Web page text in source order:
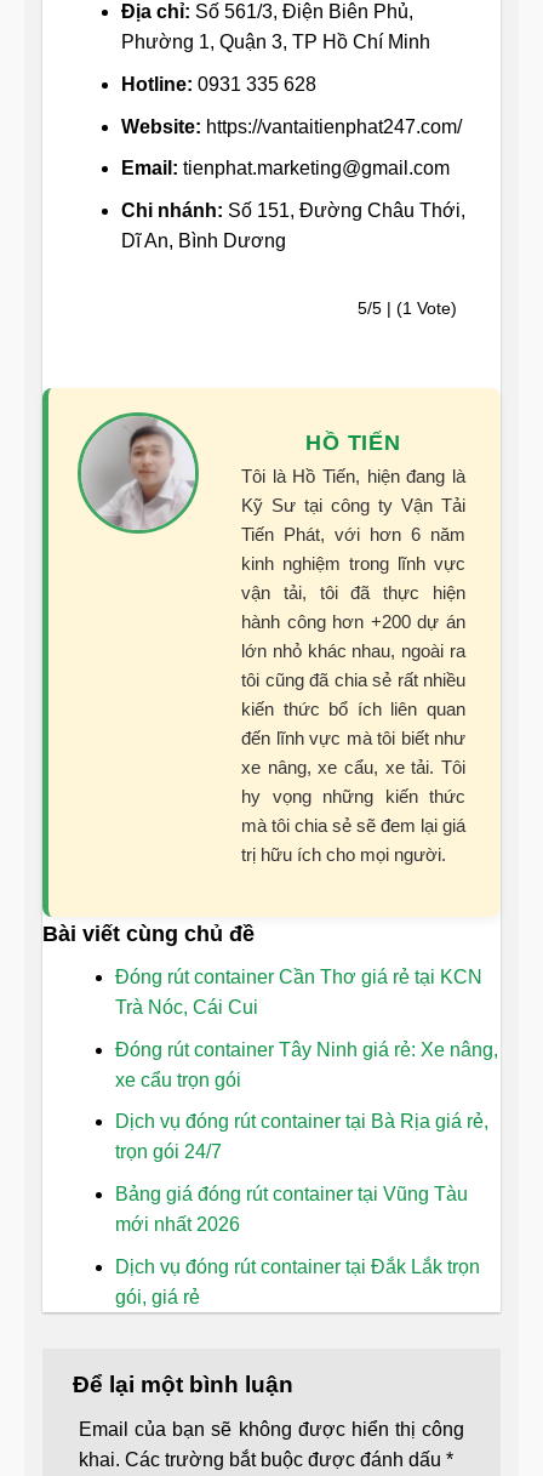
Địa chỉ: Số 561/3, Điện Biên Phủ,
Phường 1, Quận 3, TP Hồ Chí Minh
Hotline: 0931 335 628
Website: https://vantaitienphat247.com/
Email: tienphat.marketing@gmail.com
Chi nhánh: Số 151, Đường Châu Thới,
Dĩ An, Bình Dương
5/5 | (1 Vote)
HỒ TIẾN
Tôi là Hồ Tiến, hiện đang là
Kỹ Sư tại công ty Vận Tải
Tiến Phát, với hơn 6 năm
kinh nghiệm trong lĩnh vực
vận tải, tôi đã thực hiện
hành công hơn +200 dự án
lớn nhỏ khác nhau, ngoài ra
tôi cũng đã chia sẻ rất nhiều
kiến thức bổ ích liên quan
đến lĩnh vực mà tôi biết như
xe nâng, xe cẩu, xe tải. Tôi
hy vọng những kiến thức
mà tôi chia sẻ sẽ đem lại giá
trị hữu ích cho mọi người.
Bài viết cùng chủ đề
Đóng rút container Cần Thơ giá rẻ tại KCN
Trà Nóc, Cái Cui
Đóng rút container Tây Ninh giá rẻ: Xe nâng,
xe cẩu trọn gói
Dịch vụ đóng rút container tại Bà Rịa giá rẻ,
trọn gói 24/7
Bảng giá đóng rút container tại Vũng Tàu
mới nhất 2026
Dịch vụ đóng rút container tại Đắk Lắk trọn
gói, giá rẻ
Để lại một bình luận
Email của bạn sẽ không được hiển thị công
khai. Các trường bắt buộc được đánh dấu *